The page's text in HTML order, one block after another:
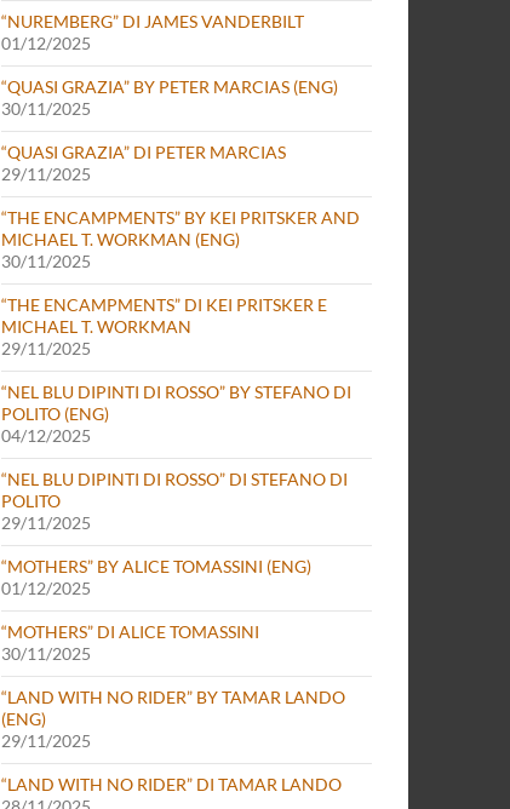
“NUREMBERG” DI JAMES VANDERBILT
01/12/2025
“QUASI GRAZIA” BY PETER MARCIAS (ENG)
30/11/2025
“QUASI GRAZIA” DI PETER MARCIAS
29/11/2025
“THE ENCAMPMENTS” BY KEI PRITSKER AND
MICHAEL T. WORKMAN (ENG)
30/11/2025
“THE ENCAMPMENTS” DI KEI PRITSKER E
MICHAEL T. WORKMAN
29/11/2025
“NEL BLU DIPINTI DI ROSSO” BY STEFANO DI
POLITO (ENG)
04/12/2025
“NEL BLU DIPINTI DI ROSSO” DI STEFANO DI
POLITO
29/11/2025
“MOTHERS” BY ALICE TOMASSINI (ENG)
01/12/2025
“MOTHERS” DI ALICE TOMASSINI
30/11/2025
“LAND WITH NO RIDER” BY TAMAR LANDO
(ENG)
29/11/2025
“LAND WITH NO RIDER” DI TAMAR LANDO